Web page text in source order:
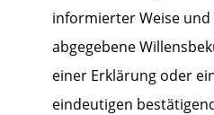
informierter Weise
abgegebene
einer Erklärung oder
eindeutigen